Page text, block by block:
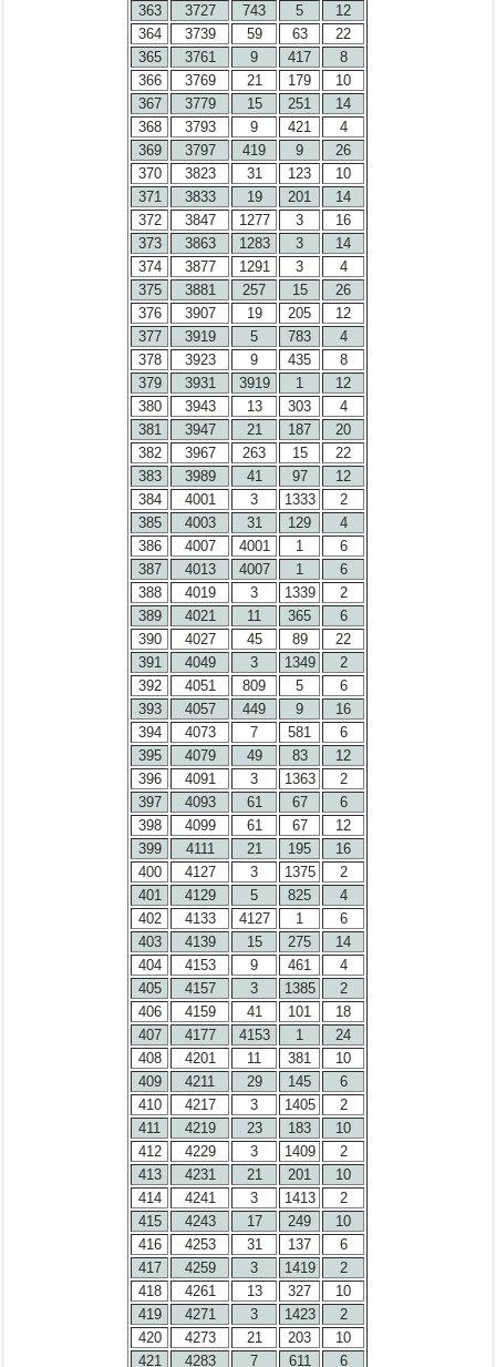
363
3727 743 5
12
364
3739 59 63
22
365
3761 9 417
8
366
3769 21 179
10
367
3779 15 251
14
368
3793 9 421
4
369
3797 419 9
26
370
3823 31 123
10
371
3833 19 201
14
372
3847 1277 3
16
373
3863 1283 3
14
374
3877 1291 3
4
375
3881 257 15
26
376
3907 19 205
12
377
3919 5 783
4
378
3923 9 435
8
379
3931 3919 1
12
380
3943 13 303
4
381
3947 21 187
20
382
3967 263 15
22
383
3989 41 97
12
384
4001 3 1333
2
385
4003 31 129
4
386
4007 4001 1
6
387
4013 4007 1
6
388
4019 3 1339
2
389
4021 11 365
6
390
4027 45 89
22
391
4049 3 1349
2
392
4051 809 5
6
393
4057 449 9
16
394
4073 7 581
6
395
4079 49 83
12
396
4091 3 1363
2
397
4093 61 67
6
398
4099 61 67
12
399
4111 21 195
16
400
4127 3 1375
2
401
4129 5 825
4
402
4133 4127 1
6
403
4139 15 275
14
404
4153 9 461
4
405
4157 3 1385
2
406
4159 41 101
18
407
4177 4153 1
24
408
4201 11 381
10
409
4211 29 145
6
410
4217 3 1405
2
411
4219 23 183
10
412
4229 3 1409
2
413
4231 21 201
10
414
4241 3 1413
2
415
4243 17 249
10
416
4253 31 137
6
417
4259 3 1419
2
418
4261 13 327
10
419
4271 3 1423
2
420
4273 21 203
10
421
4283 7 611 6